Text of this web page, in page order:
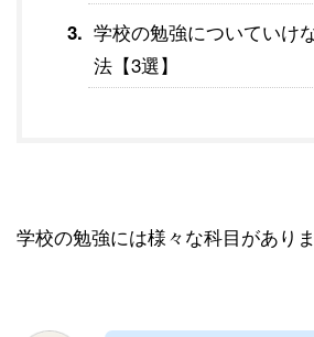
学校の勉強についていけ
法【3選】
学校の勉強には様々な科目がありま